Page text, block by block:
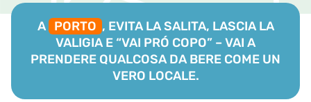
A PORTO , EVITA LA SALITA, LASCIA LA
VALIGIA E “VAI PRÓ COPO” – VAI A
PRENDERE QUALCOSA DA BERE COME UN
VERO LOCALE.